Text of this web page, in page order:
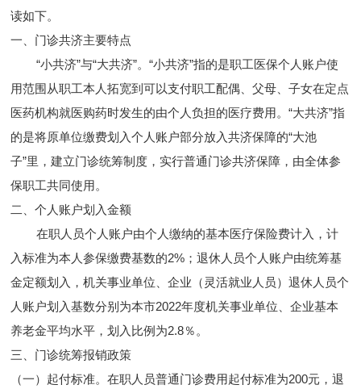
读如下。
一、门诊共济主要特点
“小共济”与“大共济”。“小共济”指的是职工医保个人账户使
用范围从职工本人拓宽到可以支付职工配偶、父母、子女在定点
医药机构就医购药时发生的由个人负担的医疗费用。“大共济”指
的是将原单位缴费划入个人账户部分放入共济保障的“大池
子”里，建立门诊统筹制度，实行普通门诊共济保障，由全体参
保职工共同使用。
二、个人账户划入金额
在职人员个人账户由个人缴纳的基本医疗保险费计入，计
入标准为本人参保缴费基数的2%；退休人员个人账户由统筹基
金定额划入，机关事业单位、企业（灵活就业人员）退休人员个
人账户划入基数分别为本市2022年度机关事业单位、企业基本
养老金平均水平，划入比例为2.8％。
三、门诊统筹报销政策
（一）起付标准。在职人员普通门诊费用起付标准为200元，退